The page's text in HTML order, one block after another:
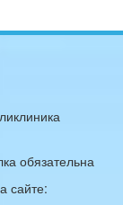
обязательна
сайте: